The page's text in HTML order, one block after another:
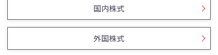
国内株式
外国株式